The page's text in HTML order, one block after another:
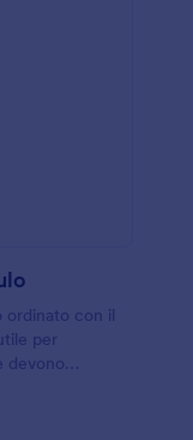
ordinato con il
per
devono